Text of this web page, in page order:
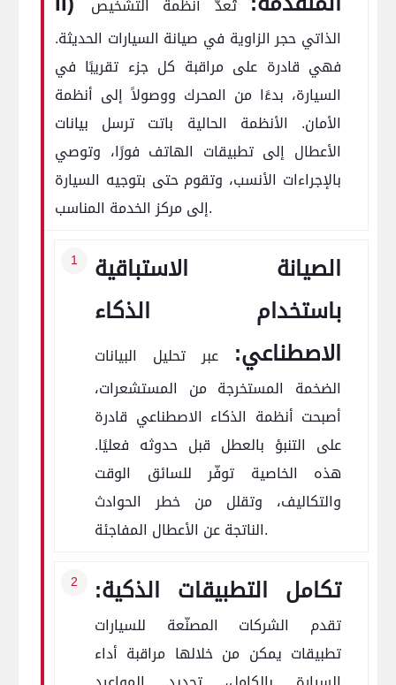
الذاتي حجر الزاوية في صيانة السيارات الحديثة.
فهي قادرة على مراقبة كل جزء تقريبًا في
السيارة، بدءًا من المحرك ووصولاً إلى أنظمة
الأمان. الأنظمة الحالية باتت ترسل بيانات
الأعطال إلى تطبيقات الهاتف فورًا، وتوصي
بالإجراءات الأنسب، وتقوم حتى بتوجيه السيارة
إلى مركز الخدمة المناسب.
الصيانة الاستباقية
باستخدام الذكاء
الاصطناعي: عبر تحليل البيانات
الضخمة المستخرجة من المستشعرات،
أصبحت أنظمة الذكاء الاصطناعي قادرة
على التنبؤ بالعطل قبل حدوثه فعليًا.
هذه الخاصية توفّر للسائق الوقت
والتكاليف، وتقلل من خطر الحوادث
الناتجة عن الأعطال المفاجئة.
تكامل التطبيقات الذكية:
تقدم الشركات المصنّعة للسيارات
تطبيقات يمكن من خلالها مراقبة أداء